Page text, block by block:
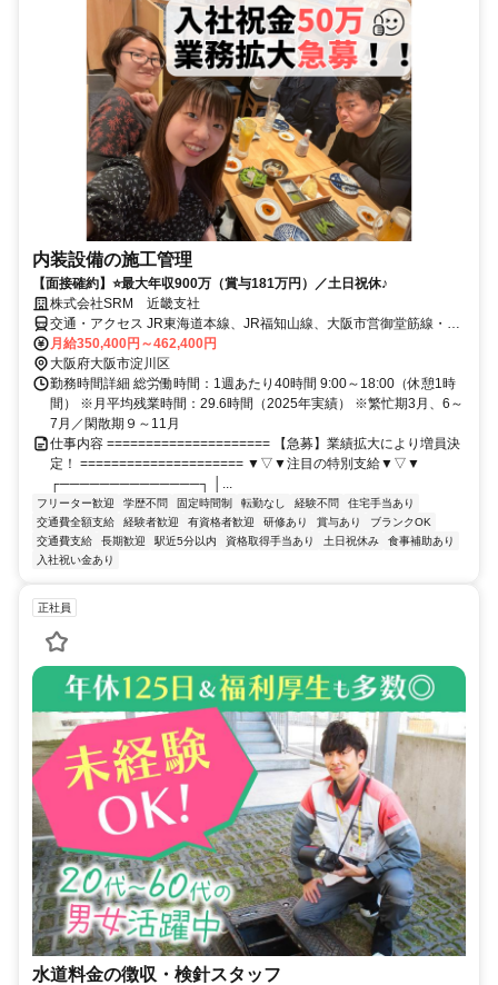
内装設備の施工管理
【面接確約】⭐最大年収900万（賞与181万円）／土日祝休♪
株式会社SRM 近畿支社
交通・アクセス JR東海道本線、JR福知山線、大阪市営御堂筋線・新
大阪駅から徒歩6分 大阪市営御堂筋線・西中島南方駅から徒歩5分 阪
急京都本線・南方駅から徒歩7分
月給350,400円～462,400円
大阪府大阪市淀川区
勤務時間詳細 総労働時間：1週あたり40時間 9:00～18:00（休憩1時
間） ※月平均残業時間：29.6時間（2025年実績） ※繁忙期3月、6～
7月／閑散期９～11月
仕事内容 ===================== 【急募】業績拡大により増員決
定！ ===================== ▼▽▼注目の特別支給▼▽▼
┌──────────────┐ │...
フリーター歓迎 学歴不問 固定時間制 転勤なし 経験不問
住宅手当あり
交通費全額支給
経験者歓迎 有資格者歓迎 研修あり 賞与あり
ブランクOK
交通費支給
長期歓迎 駅近5分以内 資格取得手当あり 土日祝休み
食事補助あり
入社祝い金あり
正社員
水道料金の徴収・検針スタッフ